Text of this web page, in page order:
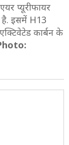
प्यूरीफायर
है. इसमें H13
कार्बन के